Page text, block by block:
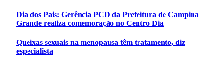
Dia dos Pais: Gerência PCD da Prefeitura de Campina
Grande realiza comemoração no Centro Dia
Queixas sexuais na menopausa têm tratamento, diz
especialista